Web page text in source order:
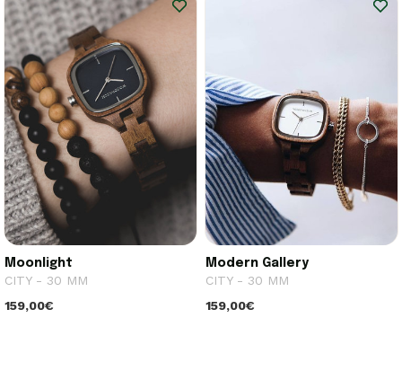
Moonlight
CITY - 30 MM
159,00€
Modern Gallery
CITY - 30 MM
159,00€